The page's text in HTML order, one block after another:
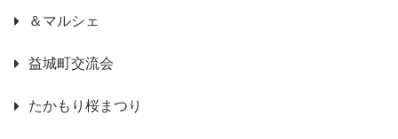
＆マルシェ
益城町交流会
たかもり桜まつり